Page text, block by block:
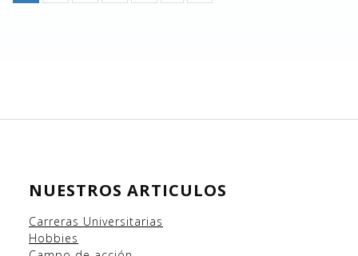
NUESTROS ARTICULOS
Carreras Universitarias
Hobbies